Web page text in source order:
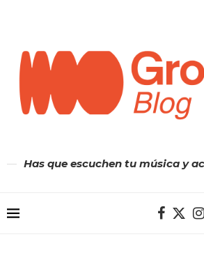
Has que escuchen tu música y